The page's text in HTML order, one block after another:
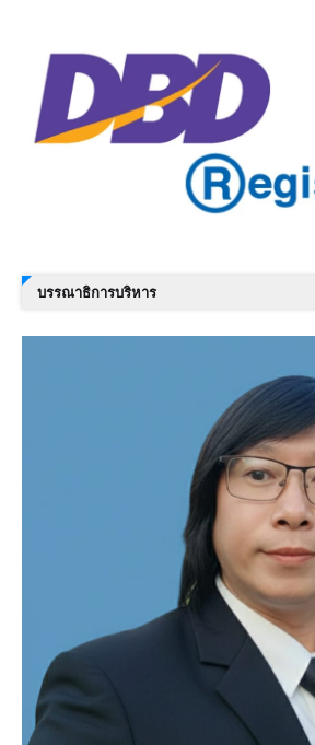
บรรณาธิการบริหาร